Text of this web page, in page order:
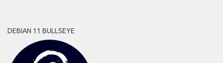
DEBIAN 11 BULLSEYE